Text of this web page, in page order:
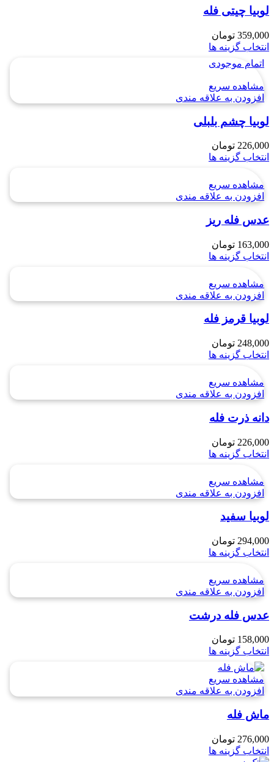
لوبیا چيتی فله
359,000 تومان
انتخاب گزینه ها
اتمام موجودی
مشاهده سریع
افزودن به علاقه مندی
لوبیا چشم بلبلی
226,000 تومان
انتخاب گزینه ها
مشاهده سریع
افزودن به علاقه مندی
عدس فله ریز
163,000 تومان
انتخاب گزینه ها
مشاهده سریع
افزودن به علاقه مندی
لوبيا قرمز فله
248,000 تومان
انتخاب گزینه ها
مشاهده سریع
افزودن به علاقه مندی
دانه ذرت فله
226,000 تومان
انتخاب گزینه ها
مشاهده سریع
افزودن به علاقه مندی
لوبیا سفید
294,000 تومان
انتخاب گزینه ها
مشاهده سریع
افزودن به علاقه مندی
عدس فله درشت
158,000 تومان
انتخاب گزینه ها
مشاهده سریع
افزودن به علاقه مندی
ماش فله
276,000 تومان
انتخاب گزینه ها